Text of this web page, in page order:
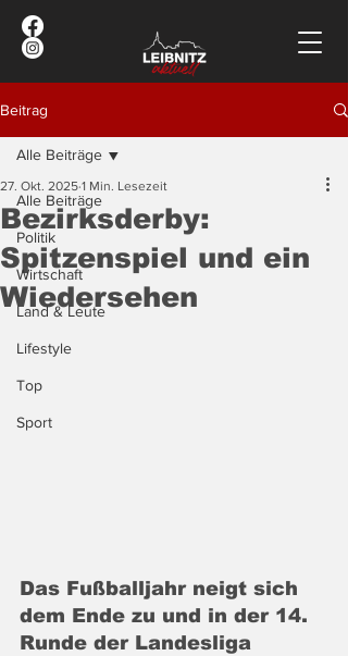
Beitrag
Alle Beiträge
Politik
Wirtschaft
Land & Leute
Lifestyle
Top
Sport
Alle Beiträge
Bezirksderby:
Spitzenspiel und ein
Wiedersehen
27. Okt. 2025 1 Min. Lesezeit
Das Fußballjahr neigt sich
dem Ende zu und in der 14.
Runde der Landesliga